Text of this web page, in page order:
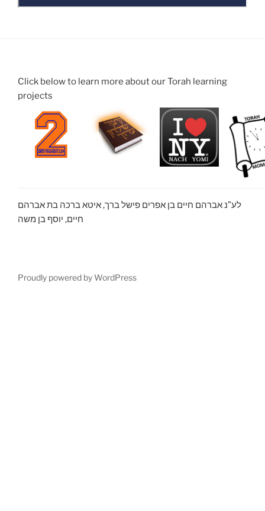
Click below to learn more about our Torah learning
projects
לע”נ אברהם חיים בן אפרים פישל ברך, איטא ברכה בת אברהם
חיים, יוסף בן משה
Proudly powered by WordPress